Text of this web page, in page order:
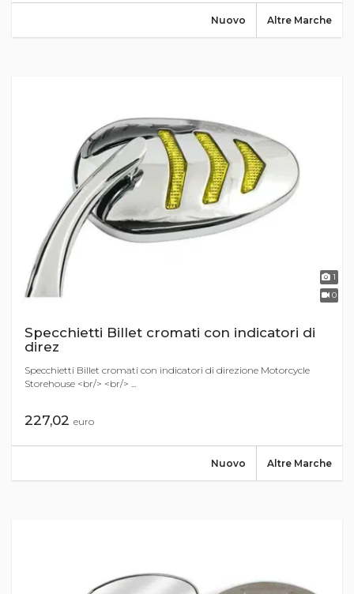
Altre Marche
Nuovo
1
0
Specchietti Billet cromati con indicatori di
direz
Specchietti Billet cromati con indicatori di direzione Motorcycle
Storehouse <br/> <br/> ...
227,02 euro
Altre Marche
Nuovo